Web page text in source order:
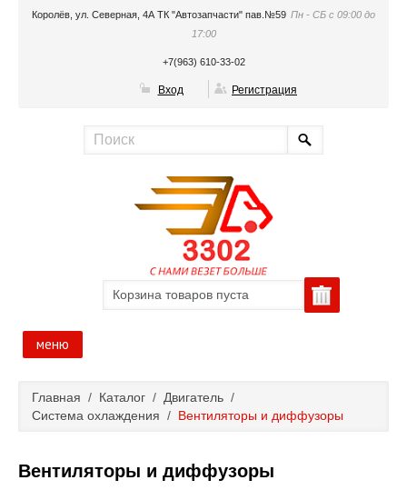
Королёв, ул. Северная, 4А ТК "Автозапчасти" пав.№59 Пн - СБ с 09:00 до
17:00
+7(963) 610-33-02
Вход Регистрация
Корзина товаров пуста
меню
Каталог
Полезные статьи
Главная / Каталог / Двигатель /
Система охлаждения / Вентиляторы и диффузоры
Вентиляторы и диффузоры